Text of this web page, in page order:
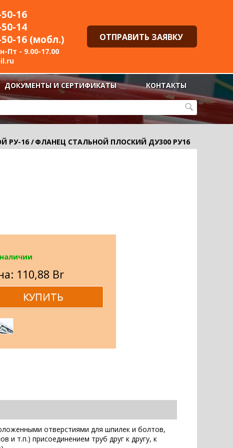
16
14
16 (мобл.)
Пт - 9.00-17.00
ОТПРАВИТЬ ЗАЯВКУ
ДОКУМЕНТЫ И СЕРТИФИКАТЫ КОНТАКТЫ
РУ-16 /ФЛАНЕЦ СТАЛЬНОЙ ПЛОСКИЙ ДУ300 РУ16
110,88 Br
отверстиями для шпилек и болтов,
и т.п.) присоединением труб друг к другу, к